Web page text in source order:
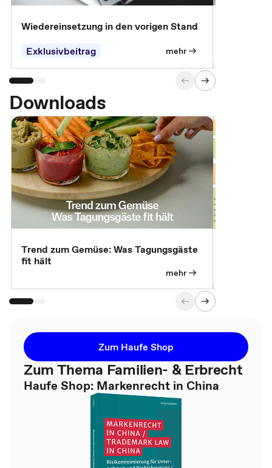
Wiedereinsetzung in den vorigen Stand
Exklusivbeitrag
mehr
Downloads
Trend zum Gemüse: Was Tagungsgäste
fit hält
mehr
Zum Haufe Shop
Zum Thema Familien- & Erbrecht
Haufe Shop: Markenrecht in China